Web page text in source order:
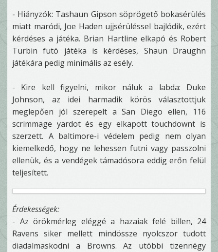
- Hiányzók: Tashaun Gipson söprögető bokasérülés
miatt maródi, Joe Haden ujjsérüléssel bajlódik, ezért
kérdéses a játéka. Brian Hartline elkapó és Robert
Turbin futó játéka is kérdéses, Shaun Draughn
játékára pedig minimális az esély.
- Kire kell figyelni, mikor náluk a labda: Duke
Johnson, az idei harmadik körös választottjuk
meglepően jól szerepelt a San Diego ellen, 116
scrimmage yardot és egy elkapott touchdownt is
szerzett. A baltimore-i védelem pedig nem olyan
kiemelkedő, hogy ne lehessen futni vagy passzolni
ellenük, és a vendégek támadósora eddig erőn felül
teljesített.
Érdekességek:
- Az örökmérleg eléggé a hazaiak felé billen, 24
Ravens siker mellett mindössze nyolcszor tudott
diadalmaskodni a Browns. Az utóbbi tizennégy